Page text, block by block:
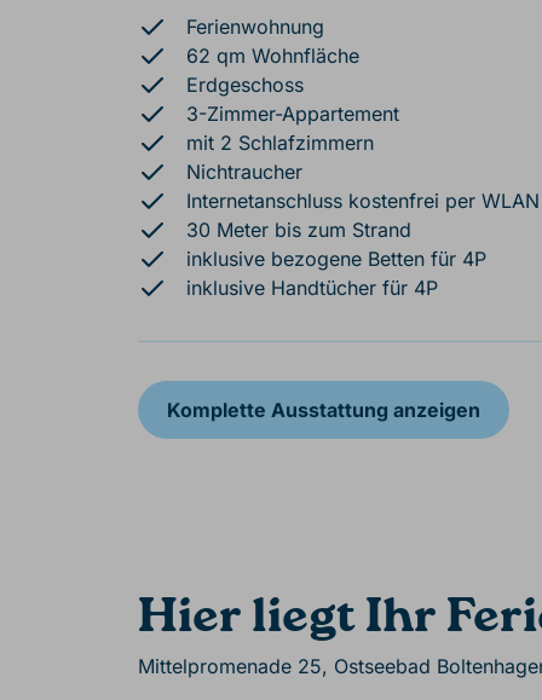
Ferienwohnung
62 qm Wohnfläche
Erdgeschoss
3-Zimmer-Appartement
mit 2 Schlafzimmern
Nichtraucher
Internetanschluss kostenfrei per WLAN
30 Meter bis zum Strand
inklusive bezogene Betten für 4P
inklusive Handtücher für 4P
Komplette Ausstattung anzeigen
Hier liegt Ihr
Mittelpromenade 25, Ostseebad